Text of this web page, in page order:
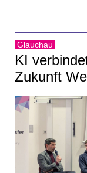
Glauchau
KI
Zukunft